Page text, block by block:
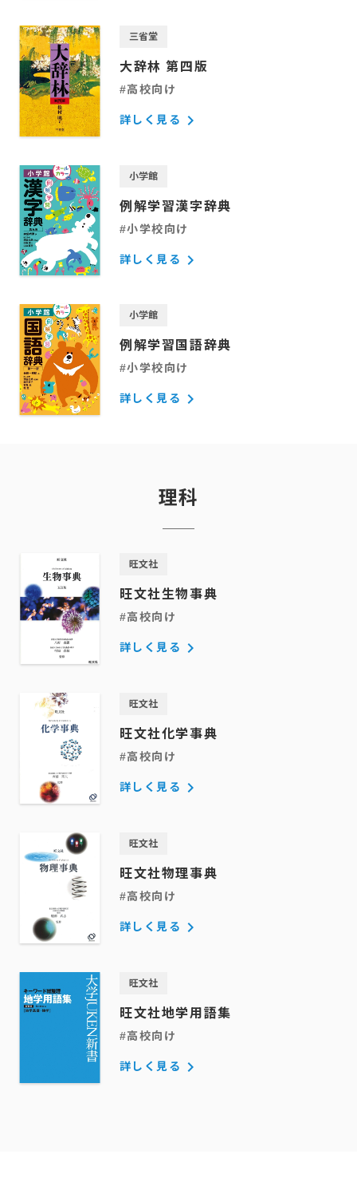
三省堂
大辞林 第四版
#高校向け
詳しく見る keyboard_arrow_right
小学館
例解学習漢字辞典
#小学校向け
詳しく見る keyboard_arrow_right
小学館
例解学習国語辞典
#小学校向け
詳しく見る keyboard_arrow_right
理科
旺文社
旺文社生物事典
#高校向け
詳しく見る keyboard_arrow_right
旺文社
旺文社化学事典
#高校向け
詳しく見る keyboard_arrow_right
旺文社
旺文社物理事典
#高校向け
詳しく見る keyboard_arrow_right
旺文社
旺文社地学用語集
#高校向け
詳しく見る keyboard_arrow_right